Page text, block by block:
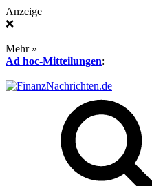
Anzeige
❌
Mehr »
Ad hoc-Mitteilungen: